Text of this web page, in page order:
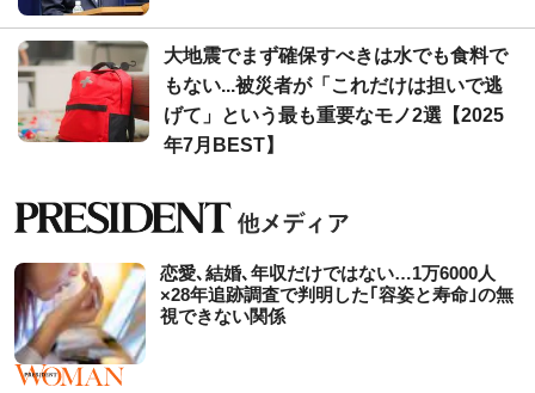
大地震でまず確保すべきは水でも食料で
もない...被災者が「これだけは担いで逃
げて」という最も重要なモノ2選【2025
年7月BEST】
恋愛､結婚､年収だけではない…1万6000人
×28年追跡調査で判明した｢容姿と寿命｣の無
視できない関係